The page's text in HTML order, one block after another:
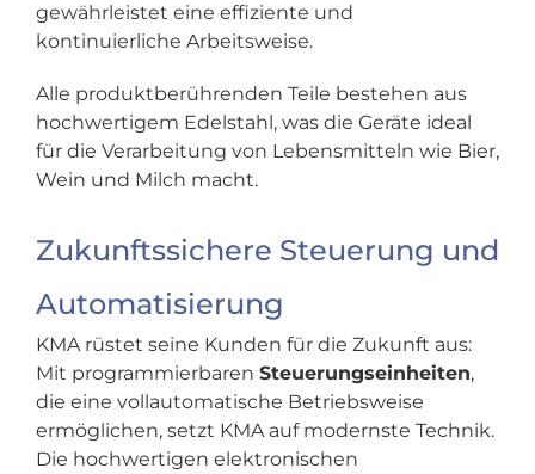
gewährleistet eine effiziente und
kontinuierliche Arbeitsweise.
Alle produktberührenden Teile bestehen aus
hochwertigem Edelstahl, was die Geräte ideal
für die Verarbeitung von Lebensmitteln wie Bier,
Wein und Milch macht.​
Zukunftssichere Steuerung und
Automatisierung
KMA rüstet seine Kunden für die Zukunft aus:
Mit programmierbaren Steuerungseinheiten,
die eine vollautomatische Betriebsweise
ermöglichen, setzt KMA auf modernste Technik.
Die hochwertigen elektronischen